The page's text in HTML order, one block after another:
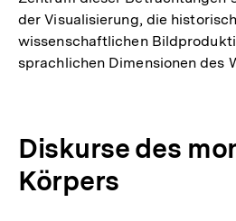
der Visualisierung, die
wissenschaftlichen
sprachlichen Dimensionen des
Diskurse des
Körpers